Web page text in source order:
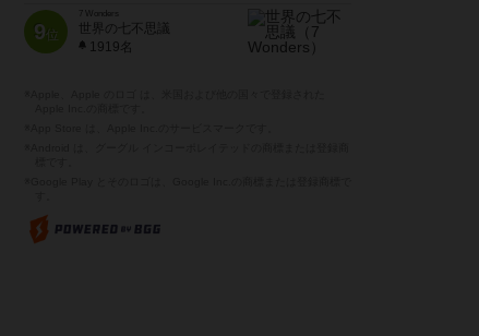
9位
7 Wonders
世界の七不思議
1919名